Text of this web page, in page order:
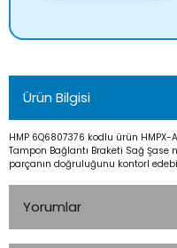
Ürün Bilgisi
HMP 6Q6807376 kodlu ürün HMPX-
Tampon Bağlantı Braketi Sağ
parçanın doğruluğunu kontorl
Yorumlar